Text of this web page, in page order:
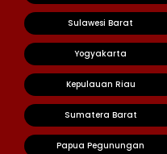
Sulawesi Barat
Yogyakarta
Kepulauan Riau
Sumatera Barat
Papua Pegunungan